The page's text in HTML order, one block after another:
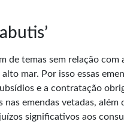
de temas sem relação
mar. Por isso essas
e a contratação
emendas vetadas,
significativos aos